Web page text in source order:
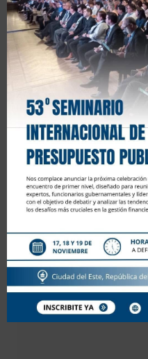
abril 2026
L M X
1
6
7 8
13
14 15
20
21 22
27
28 29
« Jul